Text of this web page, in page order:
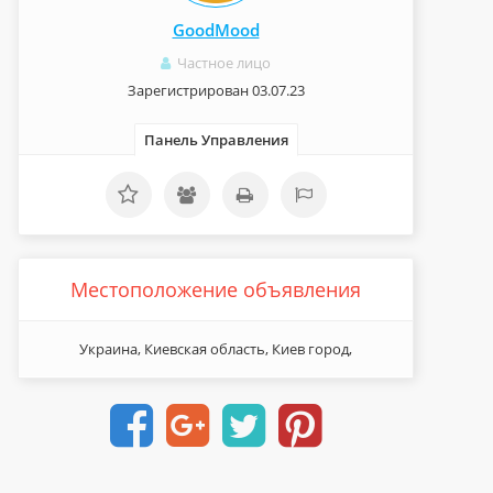
GoodMood
Частное лицо
Зарегистрирован 03.07.23
Панель Управления
Местоположение объявления
Украина, Киевская область, Киев город,